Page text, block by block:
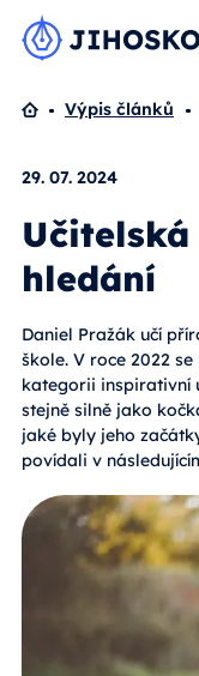
Domů
Výpis článků
29. 07. 2024
hledání
Daniel Pražák učí
škole. V roce 2022
kategorii inspirativní
stejně silně jako
jaké byly jeho
povídali v